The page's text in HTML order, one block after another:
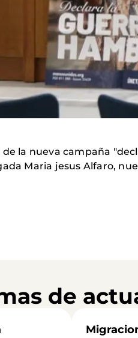
la nueva campaña
Maria jesus Alfaro,
de